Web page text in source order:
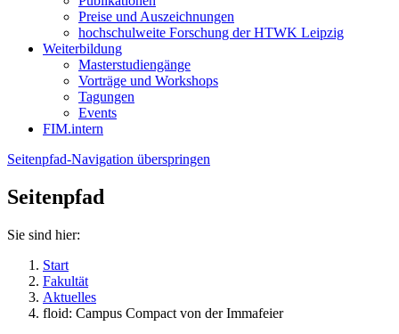
Preise und Auszeichnungen
hochschulweite Forschung der HTWK Leipzig
Weiterbildung
Masterstudiengänge
Vorträge und Workshops
Tagungen
Events
FIM.intern
Seitenpfad-Navigation überspringen
Seitenpfad
Sie sind hier:
Start
Fakultät
Aktuelles
floid: Campus Compact von der Immafeier